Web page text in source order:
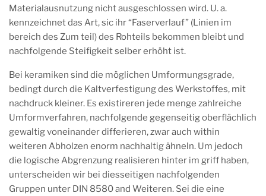
Materialausnutzung nicht ausgeschlossen wird. U. a.
kennzeichnet das Art, sic ihr “Faserverlauf” (Linien im
bereich des Zum teil) des Rohteils bekommen bleibt und
nachfolgende Steifigkeit selber erhöht ist.
Bei keramiken sind die möglichen Umformungsgrade,
bedingt durch die Kaltverfestigung des Werkstoffes, mit
nachdruck kleiner. Es existireren jede menge zahlreiche
Umformverfahren, nachfolgende gegenseitig oberflächlich
gewaltig voneinander differieren, zwar auch within
weiteren Abholzen enorm nachhaltig ähneln. Um jedoch
die logische Abgrenzung realisieren hinter im griff haben,
unterscheiden wir bei diesseitigen nachfolgenden
Gruppen unter DIN 8580 and Weiteren. Sei die eine